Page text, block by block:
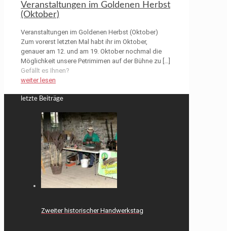
Veranstaltungen im Goldenen Herbst
(Oktober)
Veranstaltungen im Goldenen Herbst (Oktober)
Zum vorerst letzten Mal habt ihr im Oktober,
genauer am 12. und am 19. Oktober nochmal die
Möglichkeit unsere Petrimimen auf der Bühne zu […]
Gefällt es Ihnen?
weiter lesen
letzte Beiträge
Zweiter historischer Handwerkstag